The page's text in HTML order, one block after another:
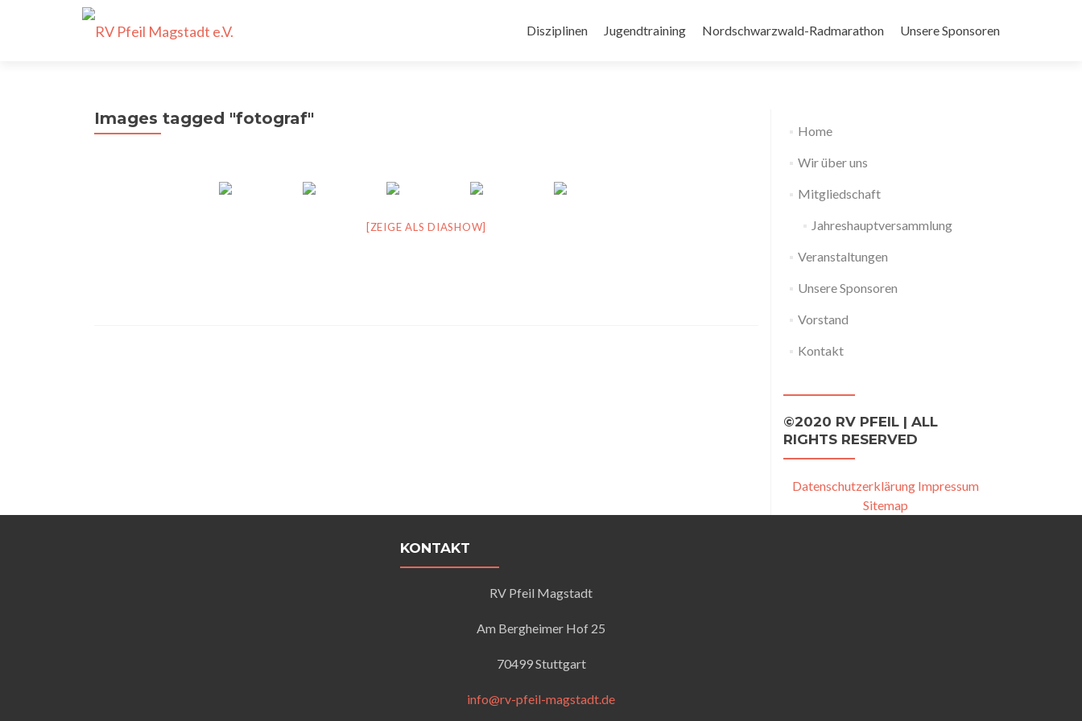
Inhalt
Disziplinen Jugendtraining Nordschwarzwald-Radmarathon Unsere Sponsoren
Images tagged "fotograf"
[ZEIGE ALS DIASHOW]
Home
Wir über uns
Mitgliedschaft
Jahreshauptversammlung
Veranstaltungen
Unsere Sponsoren
Vorstand
Kontakt
©2020 RV PFEIL | ALL
RIGHTS RESERVED
Datenschutzerklärung Impressum
Sitemap
KONTAKT
RV Pfeil Magstadt
Am Bergheimer Hof 25
70499 Stuttgart
info@rv-pfeil-magstadt.de